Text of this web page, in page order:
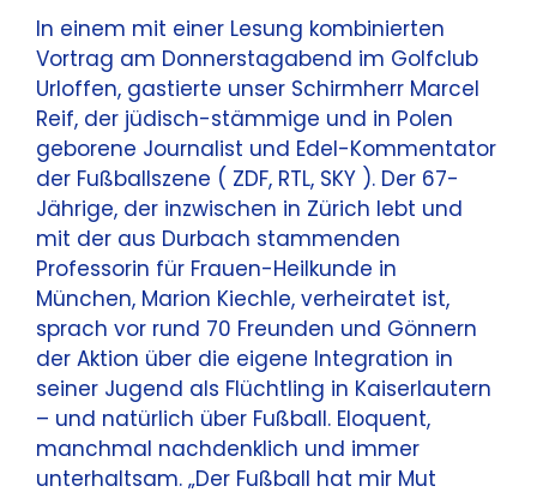
In einem mit einer Lesung kombinierten
Vortrag am Donnerstagabend im Golfclub
Urloffen, gastierte unser Schirmherr Marcel
Reif, der jüdisch-stämmige und in Polen
geborene Journalist und Edel-Kommentator
der Fußballszene ( ZDF, RTL, SKY ). Der 67-
Jährige, der inzwischen in Zürich lebt und
mit der aus Durbach stammenden
Professorin für Frauen-Heilkunde in
München, Marion Kiechle, verheiratet ist,
sprach vor rund 70 Freunden und Gönnern
der Aktion über die eigene Integration in
seiner Jugend als Flüchtling in Kaiserlautern
– und natürlich über Fußball. Eloquent,
manchmal nachdenklich und immer
unterhaltsam. „Der Fußball hat mir Mut